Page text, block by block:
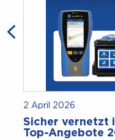
2 April 2026
Sicher vernetzt
Top-Angebote